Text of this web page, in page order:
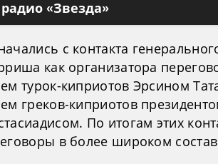
«Звезда»
с контакта
как организатора
турок-киприотов Эрсином
греков-киприотов
По итогам этих
в более широком